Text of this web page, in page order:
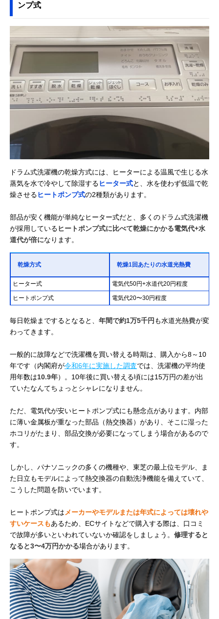
ンプ式
ドラム式洗濯機の乾燥方式には、ヒーターによる温風で生じる水
蒸気を水で冷やして除湿するヒーター式と、水を使わず低温で乾
燥させるヒートポンプ式の2種類があります。
部品が安く機能が単純なヒーター式だと、多くのドラム式洗濯機
が採用しているヒートポンプ式に比べて乾燥にかかる電気代+水
道代が倍になります。
乾燥方式 乾燥1回あたりの水道光熱費
ヒーター式 電気代50円+水道代20円程度
ヒートポンプ式 電気代20〜30円程度
毎日乾燥までするとなると、 年間で約1万5千円 も水道光熱費が変
わってきます。
一般的に故障などで洗濯機を買い替える時期は、購入から8～10
年です（内閣府が令和6年に実施した調査では、洗濯機の平均使
用年数は10.9年）。10年後に買い替える頃には15万円の差が出
ていたなんてちょっとシャレになりません。
ただ、電気代が安いヒートポンプ式にも懸念点があります。内部
に薄い金属板が重なった部品（熱交換器）があり、そこに湿った
ホコリがたまり、部品交換が必要になってしまう場合があるので
す。
しかし、パナソニックの多くの機種や、東芝の最上位モデル、ま
た日立もモデルによって熱交換器の自動洗浄機能を備えていて、
こうした問題を防いでいます。
ヒートポンプ式は メーカーやモデルまたは年式によっては壊れや
すいケースもあるため、ECサイトなどで購入する際は、口コミ
で故障が多いといわれていないか確認をしましょう。 修理すると
なると3〜4万円かかる場合があります。